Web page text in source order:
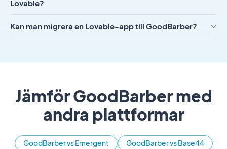
Lovable?
Kan man migrera en Lovable-app till GoodBarber?
Jämför GoodBarber med
andra plattformar
GoodBarber vs Emergent
GoodBarber vs Base44